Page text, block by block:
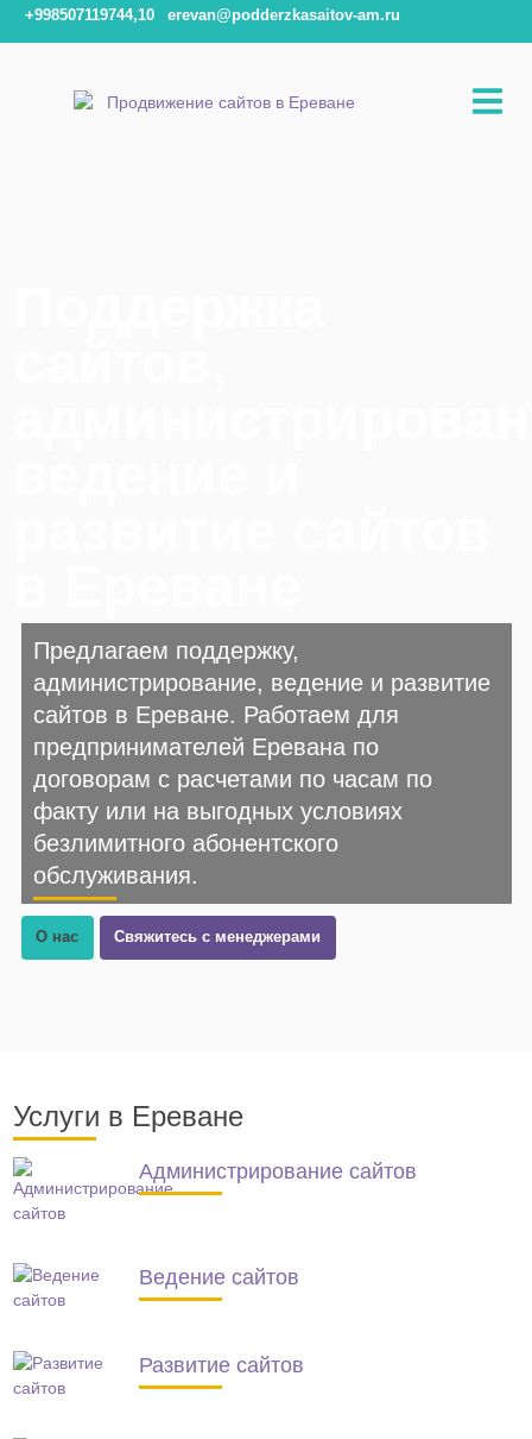
+998507119744,10 erevan@podderzkasaitov-am.ru
Предлагаем поддержку,
администрирование, ведение и развитие
сайтов в Ереване. Работаем для
предпринимателей Еревана по
договорам с расчетами по часам по
факту или на выгодных условиях
безлимитного абонентского
обслуживания.
О нас Свяжитесь с менеджерами
Услуги в Ереване
Администрирование сайтов
Ведение сайтов
Развитие сайтов